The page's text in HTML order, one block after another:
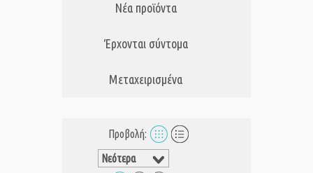
Νέα προϊόντα
Έρχονται σύντομα
Μεταχειρισμένα
Προβολή: